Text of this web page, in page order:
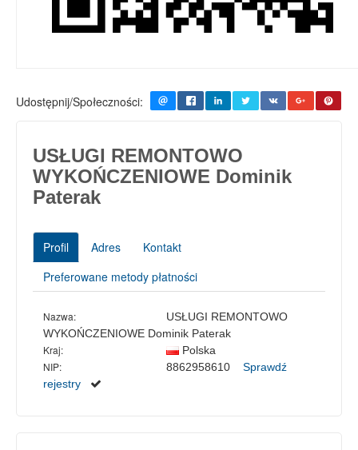
Udostępnij/Społeczności:
USŁUGI REMONTOWO
WYKOŃCZENIOWE Dominik
Paterak
Profil Adres
Kontakt
Preferowane metody płatności
Nazwa:
USŁUGI REMONTOWO
WYKOŃCZENIOWE Dominik Paterak
Kraj: Polska
NIP: 8862958610 Sprawdź
rejestry